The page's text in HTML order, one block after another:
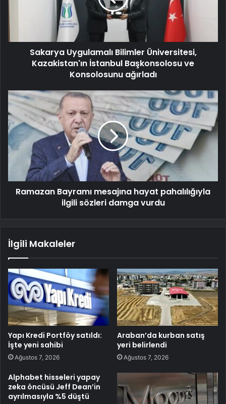
Sakarya Uygulamalı Bilimler Üniversitesi,
Kazakistan'ın İstanbul Başkonsolosu ve
Konsolosunu ağırladı
Ramazan Bayramı mesajına hayat pahalılığıyla
ilgili sözleri damga vurdu
İlgili Makaleler
Yapı Kredi Portföy satıldı:
İşte yeni sahibi
Ağustos 7, 2026
Araban’da kurban satış
yeri belirlendi
Ağustos 7, 2026
Alphabet hisseleri yapay
zeka öncüsü Jeff Dean’in
ayrılmasıyla %5 düştü